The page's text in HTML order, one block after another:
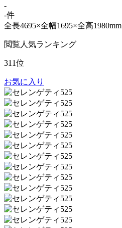
-
-件
全長4695×全幅1695×全高1980mm
閲覧人気ランキング
311位
お気に入り